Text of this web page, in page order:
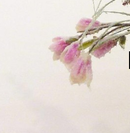
email pour
tiers.